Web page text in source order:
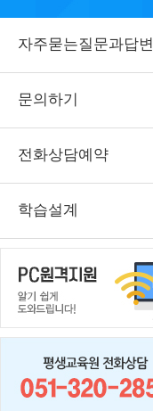
자주묻는질문과답변
문의하기
전화상담예약
학습설계